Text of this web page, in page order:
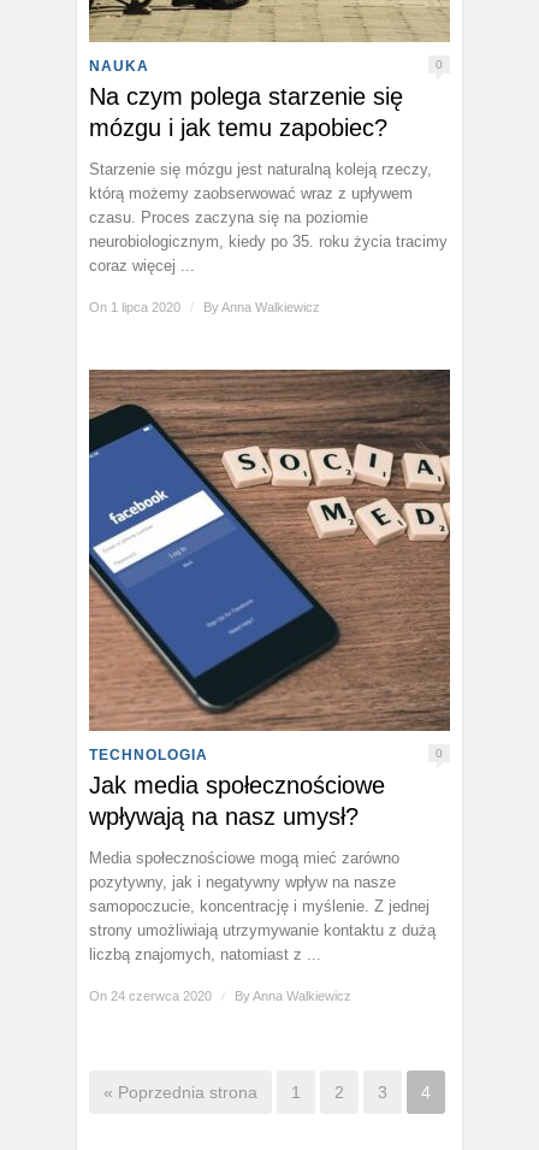
NAUKA 0
Na czym polega starzenie się
mózgu i jak temu zapobiec?
Starzenie się mózgu jest naturalną koleją rzeczy,
którą możemy zaobserwować wraz z upływem
czasu. Proces zaczyna się na poziomie
neurobiologicznym, kiedy po 35. roku życia tracimy
coraz więcej ...
On 1 lipca 2020 / ByAnna Walkiewicz
TECHNOLOGIA 0
Jak media społecznościowe
wpływają na nasz umysł?
Media społecznościowe mogą mieć zarówno
pozytywny, jak i negatywny wpływ na nasze
samopoczucie, koncentrację i myślenie. Z jednej
strony umożliwiają utrzymywanie kontaktu z dużą
liczbą znajomych, natomiast z ...
On 24 czerwca 2020 / ByAnna Walkiewicz
« Poprzednia strona 1 2 3 4